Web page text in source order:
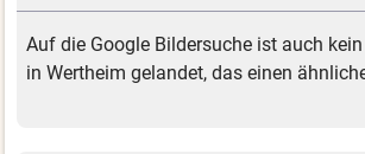
Auf die Google Bildersuche ist auch
in Wertheim gelandet, das einen